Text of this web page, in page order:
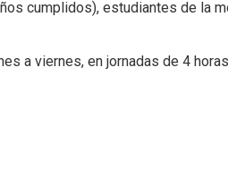
cumplidos), estudiantes de la
a viernes, en jornadas de 4